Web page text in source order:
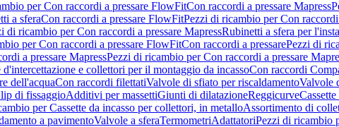
per Con raccordi a pressare FlowFitCon raccordi a pressare Mapress
a sferaCon raccordi a pressare FlowFitPezzi di ricambio per Con
di ricambio per Con raccordi a pressare MapressRubinetti a sfera per
per Con raccordi a pressare FlowFitCon raccordi a pressarePezzi di
a pressare MapressPezzi di ricambio per Con raccordi a pressare
e collettori per il montaggio da incassoCon raccordi
dell'acquaCon raccordi filettatiValvole di sfiato per riscaldamentoValvole
di fissaggioAdditivi per massettiGiunti di dilatazioneReggicurve
per Cassette da incasso per collettori, in metalloAssortimento di
a pavimentoValvole a sferaTermometriAdattatoriPezzi di ricambio